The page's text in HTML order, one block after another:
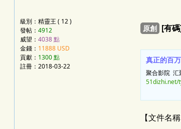
級別：精靈王 ( 12 )
發帖： 4912
威望： 4038 點
金錢： 11888 USD
貢獻： 1300 點
註冊：2018-03-22
原創 [有
真正的百
聚合影院 汇
51dizhi.net/
【文件名